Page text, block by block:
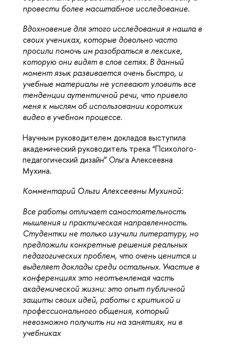
провести более масштабное исследование.
Вдохновение для этого исследования я нашла в
своих учениках, которые довольно часто
просили помочь им разобраться в лексике,
которую они видят в слов сетях. В данный
момент язык развивается очень быстро, и
учебные материалы не успевают уловить все
тенденции аутентичной речи, что привело
меня к мыслям об использовании коротких
видео в учебном процессе.
Научным руководителем докладов выступила
академический руководитель трека “Психолого-
педагогический дизайн” Ольга Алексеевна
Мухина.
Комментарий Ольги Алексеевны Мухиной:
Все работы отличает самостоятельность
мышления и практическая направленность.
Студентки не только изучили литературу, но
предложили конкретные решения реальных
педагогических проблем, что очень ценится и
выделяет доклады среди остальных. Участие в
конференциях это неотъемлемая часть
академической жизни: это опыт публичной
защиты своих идей, работы с критикой и
профессионального общения, который
невозможно получить ни на занятиях, ни в
учебниках